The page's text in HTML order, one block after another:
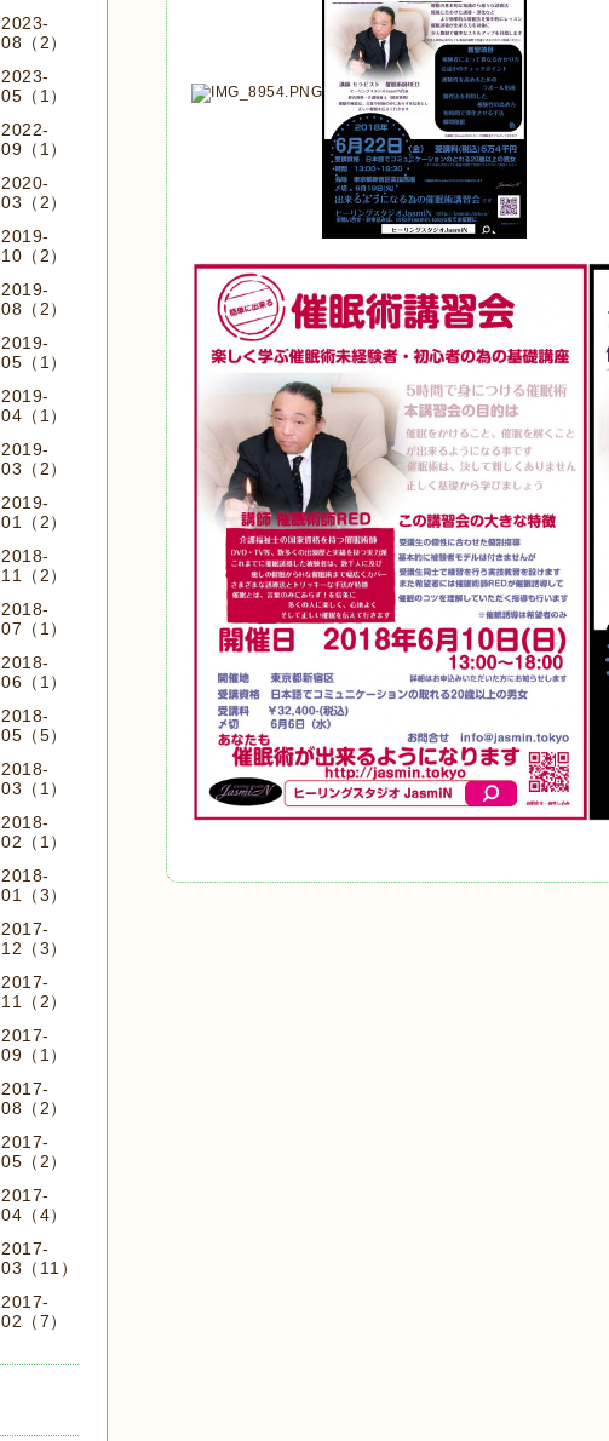
2023-
08（2）
2023-
05（1）
2022-
09（1）
2020-
03（2）
2019-
10（2）
2019-
08（2）
2019-
05（1）
2019-
04（1）
2019-
03（2）
2019-
01（2）
2018-
11（2）
2018-
07（1）
2018-
06（1）
2018-
05（5）
2018-
03（1）
2018-
02（1）
2018-
01（3）
2017-
12（3）
2017-
11（2）
2017-
09（1）
2017-
08（2）
2017-
05（2）
2017-
04（4）
2017-
03（11）
2017-
02（7）